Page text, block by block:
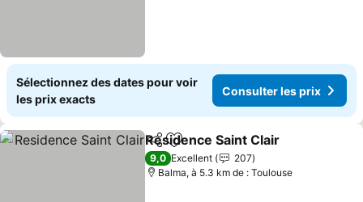
Sélectionnez des dates pour voir
les prix exacts
Consulter les prix
PartagerAjouter à mes favoris
Residence Saint Clair
9,0 Excellent
207
Balma, à 5.3 km de : Toulouse